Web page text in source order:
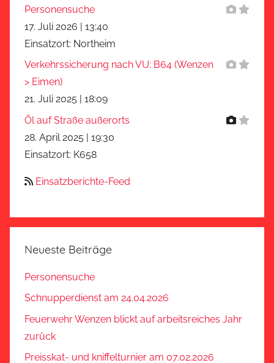
Personensuche
17. Juli 2026 | 13:40
Einsatzort: Northeim
Verkehrssicherung nach VU: B64 (Wenzen
> Eimen)
21. Juli 2025
18:09
Öl auf Straße außerorts
28. April 2025 | 19:30
Einsatzort: K658
Einsatzberichte-Feed
Neueste Beiträge
Personensuche
Schnupperdienst am 24.04.2026
Feuerwehr Wenzen blickt auf arbeitsreiches Jahr
zurück
Preisskat- und kniffelturnier am 07.02.2026